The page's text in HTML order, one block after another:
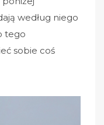
według niego
tego
sobie coś